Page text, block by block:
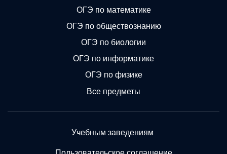
ОГЭ по математике
ОГЭ по обществознанию
ОГЭ по биологии
ОГЭ по информатике
ОГЭ по физике
Все предметы
Учебным заведениям